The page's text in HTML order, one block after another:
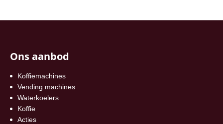
Ons aanbod
Koffiemachines
Vending machines
Waterkoelers
Koffie
Acties